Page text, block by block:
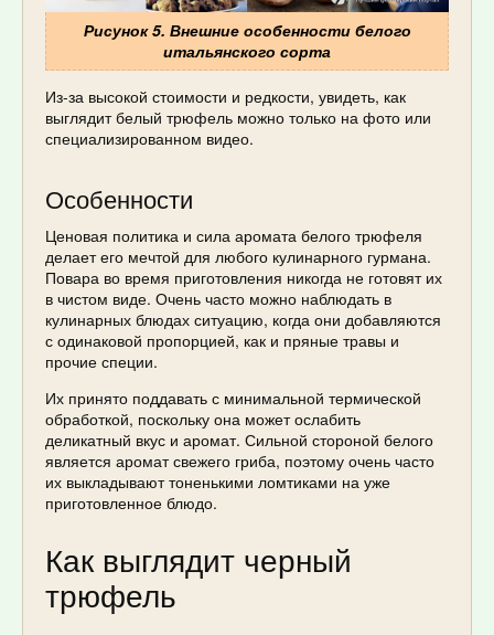
Рисунок 5. Внешние особенности белого
итальянского сорта
Из-за высокой стоимости и редкости, увидеть, как
выглядит белый трюфель можно только на фото или
специализированном видео.
Особенности
Ценовая политика и сила аромата белого трюфеля
делает его мечтой для любого кулинарного гурмана.
Повара во время приготовления никогда не готовят их
в чистом виде. Очень часто можно наблюдать в
кулинарных блюдах ситуацию, когда они добавляются
с одинаковой пропорцией, как и пряные травы и
прочие специи.
Их принято поддавать с минимальной термической
обработкой, поскольку она может ослабить
деликатный вкус и аромат. Сильной стороной белого
является аромат свежего гриба, поэтому очень часто
их выкладывают тоненькими ломтиками на уже
приготовленное блюдо.
Как выглядит черный
трюфель